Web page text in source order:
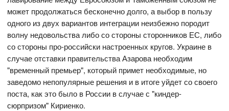
может продолжаться бесконечно долго, а выбор в пользу
одного из двух вариантов интеграции неизбежно породит
волну недовольства либо со стороны сторонников ЕС, либо
со стороны про-российски настроенных кругов. Украине в
случае отставки правительства Азарова необходим
"временный премьер", который примет необходимые, но
заведомо непопулярные решения и в итоге уйдет со своего
поста, как это было в России в случае с "киндер-
сюрпризом" Кириенко.